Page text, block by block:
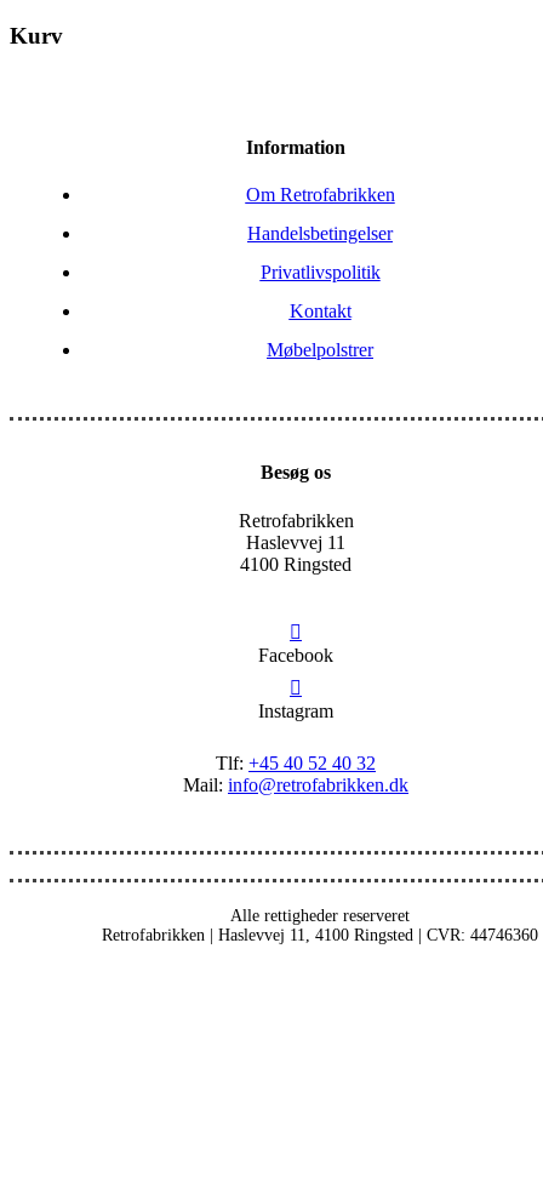
Kurv
Information
Om Retrofabrikken
Handelsbetingelser
Privatlivspolitik
Kontakt
Møbelpolstrer
Besøg os
Retrofabrikken
Haslevvej 11
4100 Ringsted
Facebook
Instagram
Tlf: +45 40 52 40 32
Mail: info@retrofabrikken.dk
Alle rettigheder reserveret
Retrofabrikken | Haslevvej 11, 4100 Ringsted | CVR: 44746360